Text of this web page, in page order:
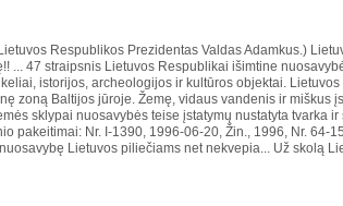
Respublikos Prezidentas Valdas Adamkus.)
... 47 straipsnis Lietuvos Respublikai išimtine
istorijos, archeologijos ir kultūros objektai.
zoną Baltijos jūroje. Žemę, vidaus vandenis ir miškus
sklypai nuosavybės teise įstatymų nustatyta tvarka ir
pakeitimai: Nr. I-1390, 1996-06-20, Žin., 1996, Nr. 64-
Lietuvos piliečiams net nekvepia... Už skolą